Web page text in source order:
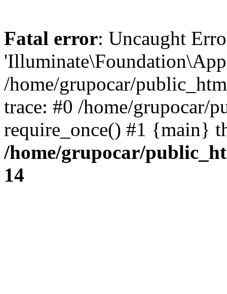
Fatal error: Uncaught
/home/grupocar/
trace: #0 /home/grupocar/
require_once() #1 {main}
/home/grupocar/
14